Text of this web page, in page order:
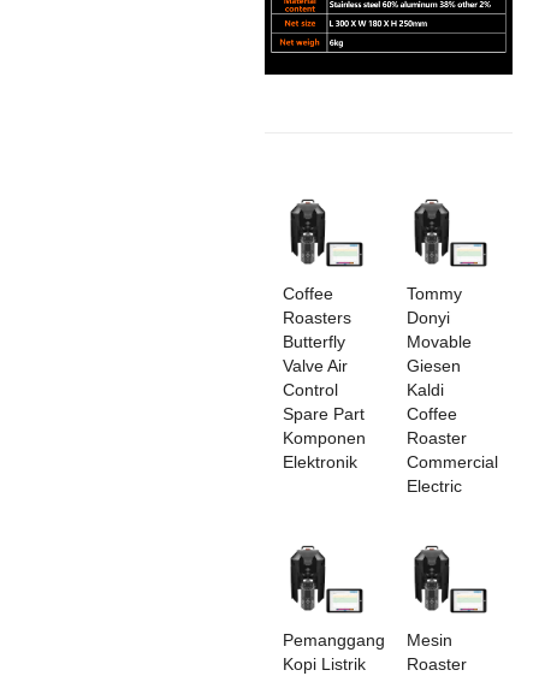
Coffee
Roasters
Butterfly
Valve Air
Control
Spare Part
Komponen
Elektronik
Tommy
Donyi
Movable
Giesen
Kaldi
Coffee
Roaster
Commercial
Electric
Pemanggang
Kopi Listrik
Mesin
Roaster